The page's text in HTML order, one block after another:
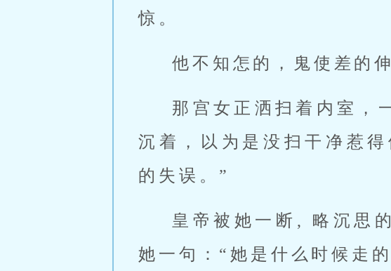
惊。
他不知怎的，鬼使差的
那宫女正洒扫着内室，
沉着，以为是没扫干净惹
的失误。”
皇帝被她一断, 略沉思
她一句：“她是什么时候走